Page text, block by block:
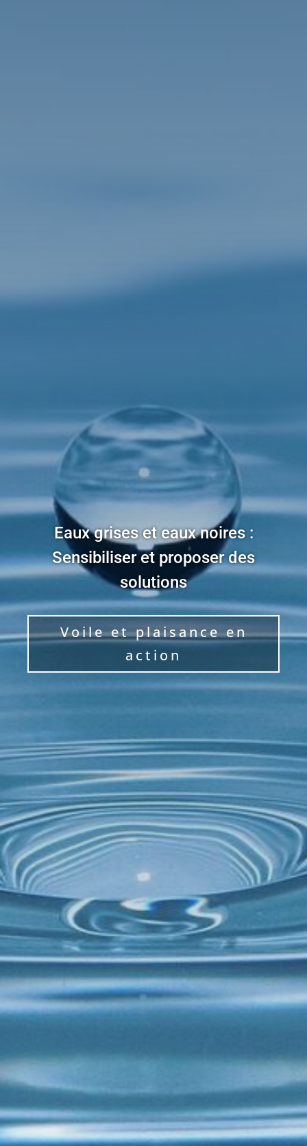
Eaux grises et eaux noires :
Sensibiliser et proposer des
solutions
Voile et plaisance en
action